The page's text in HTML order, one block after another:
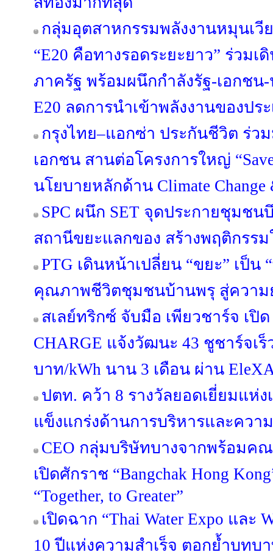
กลุ่มอุตสาหกรรมพลังงานหมุนเวี
“E20 คือทางรอดระยะยาว” ร่วม
ภาครัฐ พร้อมผนึกกำลังรัฐ-เอกช
E20 ลดการนำเข้าพลังงานของปร
กรุงไทย–แอกซ่า ประกันชีวิต ร่ว
เอกชน สานต่อโครงการใหญ่
นโยบายหลักด้าน Climate Change
SPC ผนึก SET จุดประกายชุมช
สถานีขยะแลกของ สร้างพฤติกรร
PTG เดินหน้าเปลี่ยน “ขยะ” เป็น
คุณภาพชีวิตชุมชนบ้านพรุ สู่ความ
สเลย์ทริกซ์ จับมือ เพียวชาร์จ เปิ
CHARGE แจ้งวัฒนะ 43 ชูชาร์จเร็
บาท/kWh นาน 3 เดือน ผ่าน
ปตท. คว้า 8 รางวัลยอดเยี่ยมแห่
แข็งแกร่งด้านการบริหารและควา
CEO กลุ่มบริษัทบางจากพร้อมค
เปิดศักราช “Bangchak Hong
“Together, to Greater”
เปิดฉาก “Thai Water Expo และ
10 ปีแห่งความสำเร็จ ตอกย้ำบทบ